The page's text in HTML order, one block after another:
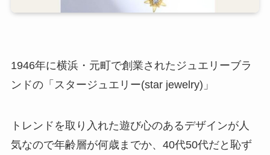
1946年に横浜・元町で創業されたジュエリーブラ
ンドの「スタージュエリー(star jewelry)」
トレンドを取り入れた遊び心のあるデザインが人
気なので年齢層が何歳までか、40代50代だと恥ず